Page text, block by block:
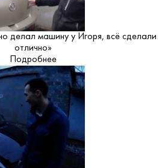
делал машину у Игоря, всё сделали
отлично»
Подробнее